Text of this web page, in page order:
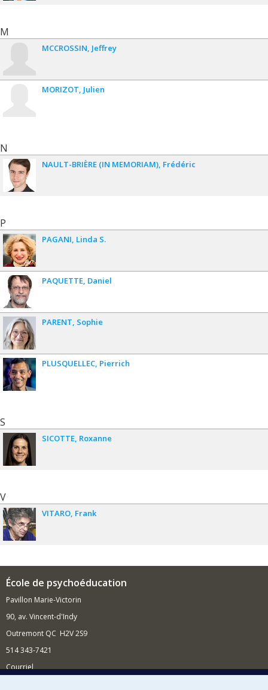
M
MCCROSSIN Jeffrey
MORIZOT Julien
N
NAULT-BRIÈRE (IN MEMORIAM) Frédéric
P
PAGANI Linda S.
PAQUETTE Daniel
PARENT Sophie
PLUSQUELLEC Pierrich
S
SICOTTE Roxanne
V
VITARO Frank
École de psychoéducation
Pavillon Marie-Victorin
90, av. Vincent-d'Indy
Outremont QC H2V 2S9
514 343-7421
Courriel